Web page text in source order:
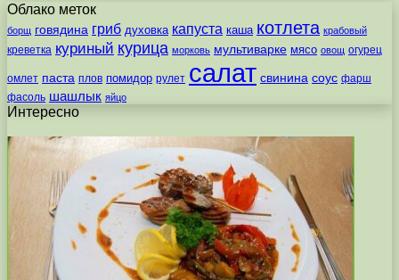
Облако меток
борщ говядина гриб духовка капуста каша котлета крабовый
креветка куриный курица морковь мультиварке мясо овощ огурец
омлет паста плов помидор рулет салат свинина соус фарш
фасоль шашлык яйцо
Интересно